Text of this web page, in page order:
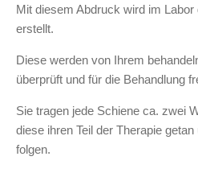
Mit diesem Abdruck wird im
erstellt.
Diese werden von Ihrem
überprüft und für die Behandlung
Sie tragen jede Schiene ca. zwei
diese ihren Teil der Therapie
folgen.